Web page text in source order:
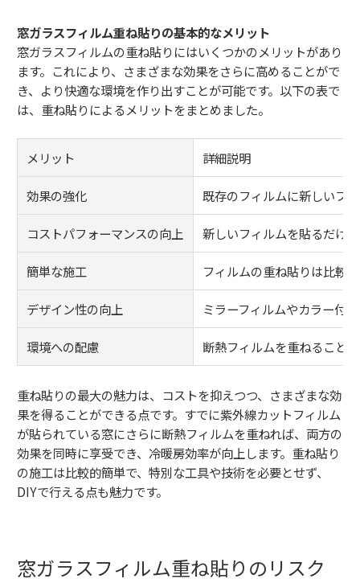
窓ガラスフィルム重ね貼りの基本的なメリット
窓ガラスフィルムの重ね貼りにはいくつかのメリットがあり
ます。これにより、さまざまな効果をさらに高めることがで
き、より快適な環境を作り出すことが可能です。以下の表で
は、重ね貼りによるメリットをまとめました。
メリット 詳細説明
効果の強化 既存のフィルムに新しいフ
コストパフォーマンスの向上 新しいフィルムを貼るだけ
簡単な施工 フィルムの重ね貼りは比較
デザイン性の向上 ミラーフィルムやカラー付
環境への配慮 断熱フィルムを重ねること
重ね貼りの最大の魅力は、コストを抑えつつ、さまざまな効
果を得ることができる点です。すでに紫外線カットフィルム
が貼られている窓にさらに断熱フィルムを重ねれば、両方の
効果を同時に享受でき、冷暖房効率が向上します。重ね貼り
の施工は比較的簡単で、特別な工具や技術を必要とせず、
DIYで行える点も魅力です。
窓ガラスフィルム重ね貼りのリスク